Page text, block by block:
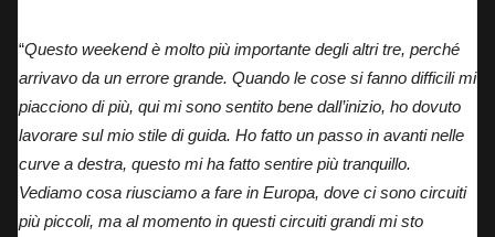
“Questo weekend è molto più importante degli altri tre, perché
arrivavo da un errore grande. Quando le cose si fanno difficili mi
piacciono di più, qui mi sono sentito bene dall’inizio, ho dovuto
lavorare sul mio stile di guida. Ho fatto un passo in avanti nelle
curve a destra, questo mi ha fatto sentire più tranquillo.
Vediamo cosa riusciamo a fare in Europa, dove ci sono circuiti
più piccoli, ma al momento in questi circuiti grandi mi sto